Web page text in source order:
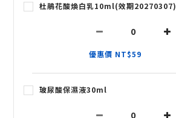
杜鵑花酸煥白乳10ml(效期20270307)
優惠價 NT$59
玻尿酸保濕液30ml